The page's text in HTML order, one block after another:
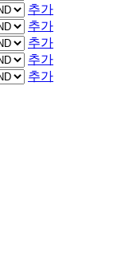
추가
추가
추가
추가
추가